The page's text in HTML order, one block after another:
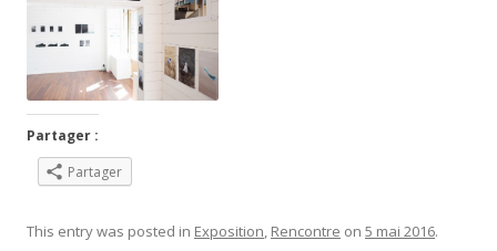
Partager :
Partager
This entry was posted in Exposition, Rencontre on 5 mai 2016.